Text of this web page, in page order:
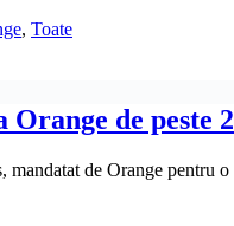
, Toate
de peste
de Orange